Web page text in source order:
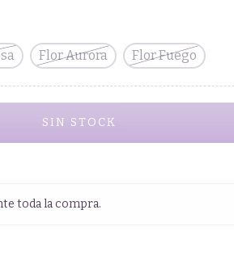
Flor Aurora Flor Fuego
toda la compra.